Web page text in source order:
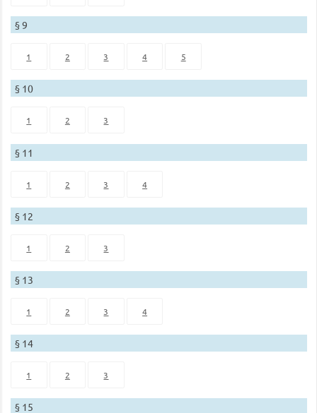
§ 9
1 2 3 4 5
§ 10
1 2 3
§ 11
1 2 3 4
§ 12
1 2 3
§ 13
1 2 3 4
§ 14
1 2 3
§ 15